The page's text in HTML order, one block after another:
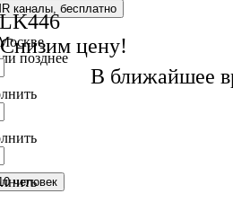
цену!
В ближайшее
каналы, бесплатно
позднее
человек